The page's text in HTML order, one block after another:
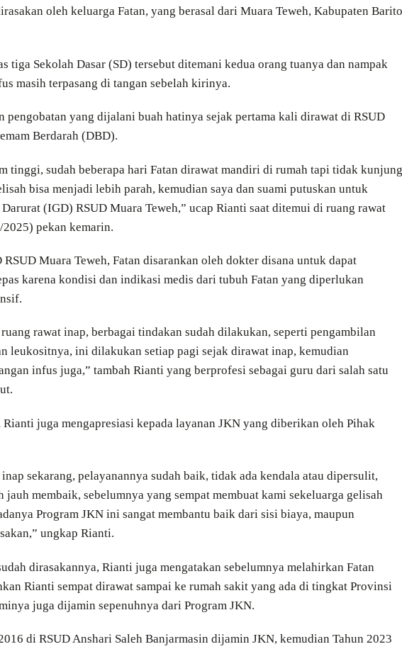
oleh keluarga Fatan, yang berasal dari Muara Teweh, Kabupaten Barito
tiga Sekolah Dasar (SD) tersebut ditemani kedua orang tuanya dan nampak
masih terpasang di tangan sebelah kirinya.
pengobatan yang dijalani buah hatinya sejak pertama kali dirawat di RSUD
Berdarah (DBD).
tinggi, sudah beberapa hari Fatan dirawat mandiri di rumah tapi tidak kunjung
bisa menjadi lebih parah, kemudian saya dan suami putuskan untuk
(IGD) RSUD Muara Teweh,” ucap Rianti saat ditemui di ruang rawat
2025) pekan kemarin.
Muara Teweh, Fatan disarankan oleh dokter disana untuk dapat
karena kondisi dan indikasi medis dari tubuh Fatan yang diperlukan
rawat inap, berbagai tindakan sudah dilakukan, seperti pengambilan
leukositnya, ini dilakukan setiap pagi sejak dirawat inap, kemudian
infus juga,” tambah Rianti yang berprofesi sebagai guru dari salah satu
juga mengapresiasi kepada layanan JKN yang diberikan oleh Pihak
sekarang, pelayanannya sudah baik, tidak ada kendala atau dipersulit,
membaik, sebelumnya yang sempat membuat kami sekeluarga gelisah
Program JKN ini sangat membantu baik dari sisi biaya, maupun
ungkap Rianti.
dirasakannya, Rianti juga mengatakan sebelumnya melahirkan Fatan
Rianti sempat dirawat sampai ke rumah sakit yang ada di tingkat Provinsi
juga dijamin sepenuhnya dari Program JKN.
di RSUD Anshari Saleh Banjarmasin dijamin JKN, kemudian Tahun 2023